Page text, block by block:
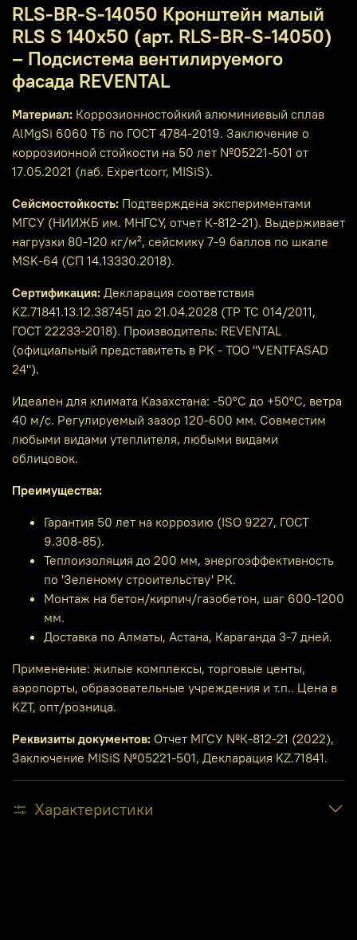
RLS-BR-S-14050 Кронштейн малый
RLS S 140x50 (арт. RLS-BR-S-14050)
– Подсистема вентилируемого
фасада REVENTAL
Материал: Коррозионностойкий алюминиевый сплав
AlMgSi 6060 T6 по ГОСТ 4784-2019. Заключение о
коррозионной стойкости на 50 лет №05221-501 от
17.05.2021 (лаб. Expertcorr, MISiS).
Сейсмостойкость: Подтверждена экспериментами
МГСУ (НИИЖБ им. МНГСУ, отчет К-812-21). Выдерживает
нагрузки 80-120 кг/м², сейсмику 7-9 баллов по шкале
MSK-64 (СП 14.13330.2018).
Сертификация: Декларация соответствия
KZ.71841.13.12.387451 до 21.04.2028 (ТР ТС 014/2011,
ГОСТ 22233-2018). Производитель: REVENTAL
(официальный представитеть в РК - ТОО "VENTFASAD
24").
Идеален для климата Казахстана: -50°C до +50°C, ветра
40 м/с. Регулируемый зазор 120-600 мм. Совместим
любыми видами утеплителя, любыми видами
облицовок.
Преимущества:
Гарантия 50 лет на коррозию (ISO 9227, ГОСТ
9.308-85).
Теплоизоляция до 200 мм, энергоэффективность
по 'Зеленому строительству' РК.
Монтаж на бетон/кирпич/газобетон, шаг 600-1200
мм.
Доставка по Алматы, Астана, Караганда 3-7 дней.
Применение: жилые комплексы, торговые центы,
аэропорты, образовательные учреждения и т.п.. Цена в
KZT, опт/розница.
Реквизиты документов: Отчет МГСУ №К-812-21 (2022),
Заключение MISiS №05221-501, Декларация KZ.71841.
Характеристики